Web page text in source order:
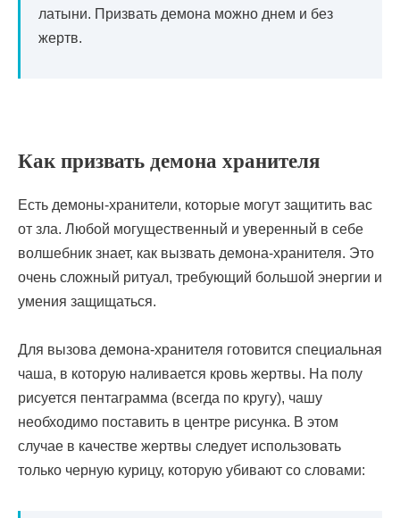
латыни. Призвать демона можно днем ​​и без
жертв.
Как призвать демона хранителя
Есть демоны-хранители, которые могут защитить вас
от зла. Любой могущественный и уверенный в себе
волшебник знает, как вызвать демона-хранителя. Это
очень сложный ритуал, требующий большой энергии и
умения защищаться.
Для вызова демона-хранителя готовится специальная
чаша, в которую наливается кровь жертвы. На полу
рисуется пентаграмма (всегда по кругу), чашу
необходимо поставить в центре рисунка. В этом
случае в качестве жертвы следует использовать
только черную курицу, которую убивают со словами: